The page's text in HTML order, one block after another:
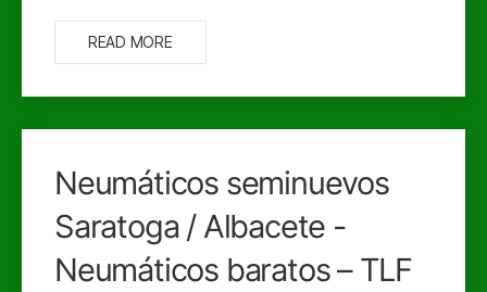
READ MORE
Neumáticos seminuevos
Saratoga / Albacete -
Neumáticos baratos – TLF